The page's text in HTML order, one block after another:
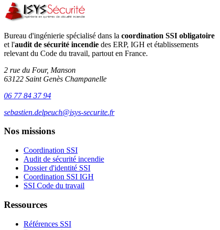
Bureau d'ingénierie spécialisé dans la coordination SSI obligatoire
et l'audit de sécurité incendie des ERP, IGH et établissements
relevant du Code du travail, partout en France.
2 rue du Four, Manson
63122 Saint Genès Champanelle
06 77 84 37 94
sebastien.delpeuch@isys-securite.fr
Nos missions
Coordination SSI
Audit de sécurité incendie
Dossier d'identité SSI
Coordination SSI IGH
SSI Code du travail
Ressources
Références SSI